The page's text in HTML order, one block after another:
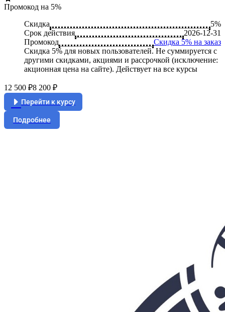
Промокод на 5%
Скидка
5%
Срок действия
2026-12-31
Промокод
Скидка 5% на заказ
Скидка 5% для новых пользователей. Не суммируется c
другими скидками, акциями и рассрочкой (исключение:
акционная цена на сайте). Действует на все курсы
12 500 ₽8 200 ₽
Перейти к курсу
Подробнее